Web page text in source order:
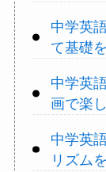
中学英
て基礎
中学英
画で楽
中学英
リズム